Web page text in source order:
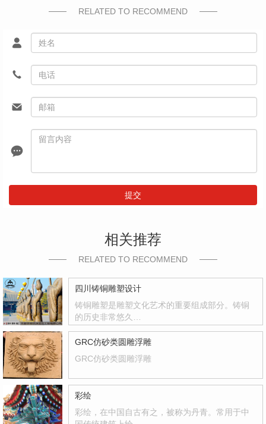
RELATED TO RECOMMEND
提交
相关推荐
RELATED TO RECOMMEND
四川铸铜雕塑设计
铸铜雕塑是雕塑文化艺术的重要组成部分。铸铜
的历史非常悠久…
GRC仿砂类圆雕浮雕
GRC仿砂类圆雕浮雕
彩绘
彩绘，在中国自古有之，被称为丹青。常用于中